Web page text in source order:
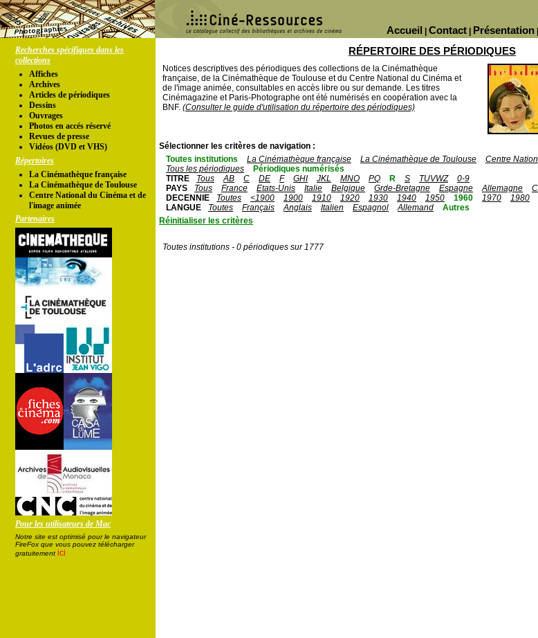
Présentation
Contact
Accueil
Recherches spécifiques dans les
collections
Affiches
Archives
Articles de périodiques
Dessins
Ouvrages
Photos en accés réservé
Revues de presse
Vidéos (DVD et VHS)
Répertoires
La Cinémathèque française
La Cinémathèque de Toulouse
Centre National du Cinéma et de
l'image animée
Partenaires
Pour les utilisateurs de Mac
Notre site est optimisé pour le navigateur
FireFox que vous pouvez télécharger
gratuitement ici
RÉPERTOIRE DES PÉRIODIQUES
Notices descriptives des périodiques des collections de la Cinémathèque
française, de la Cinémathèque de Toulouse et du Centre National du Cinéma et
de l'image animée, consultables en accès libre ou sur demande. Les titres
Cinémagazine et Paris-Photographe ont été numérisés en coopération avec la
BNF. (Consulter le guide d'utilisation du répertoire des périodiques)
Sélectionner les critères de navigation :
Toutes institutions
La Cinémathèque française La Cinémathèque de Toulouse
Centre
Tous les périodiques
Périodiques numérisés
TITRE
Tous AB C DE F GHI JKL MNO PQ R S TUVWZ
0-9
PAYS
Tous France Etats-Unis Italie Belgique Grde-Bretagne Espagne Allemagne
DECENNIE
Toutes <1900 1900 1910 1920 1930 1940 1950 1960 1970 1980
LANGUE
Toutes Français Anglais Italien Espagnol Allemand
Autres
Réinitialiser les critères
Toutes institutions - 0 périodiques sur 1777